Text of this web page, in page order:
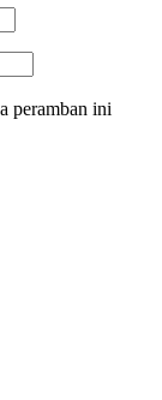
peramban ini